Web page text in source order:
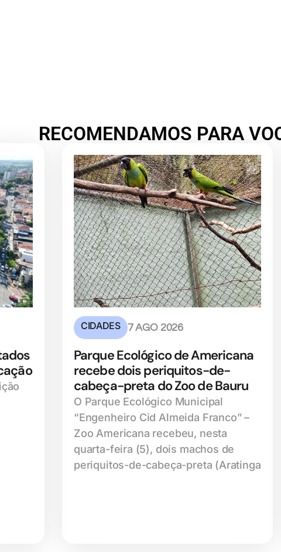
RECOMENDAMOS PARA
CIDADES 7 AGO 2026
Parque Ecológico de Americana
recebe dois periquitos-de-
cabeça-preta do Zoo de Bauru
O Parque Ecológico Municipal
“Engenheiro Cid Almeida Franco” –
Zoo Americana recebeu, nesta
quarta-feira (5), dois machos de
periquitos-de-cabeça-preta (Aratinga